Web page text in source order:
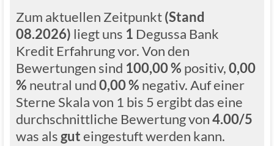
Zum aktuellen Zeitpunkt(Stand
08.2026) liegt uns 1 Degussa Bank
Kredit Erfahrung vor. Von den
Bewertungen sind 100,00 % positiv,0,00
% neutral und0,00 % negativ. Auf einer
Sterne Skala von 1 bis 5 ergibt das eine
durchschnittliche Bewertung von4.00/5
was als guteingestuft werden kann.